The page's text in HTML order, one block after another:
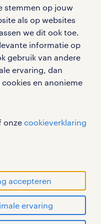
stemmen op jouw
als op websites
we dit ook toe.
informatie op
gebruik van andere
ervaring, dan
en anonieme
onze cookieverklaring
accepteren
ervaring
en SHAPING THE